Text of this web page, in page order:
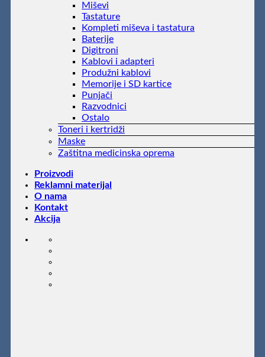
Miševi
Tastature
Kompleti miševa i tastatura
Baterije
Digitroni
Kablovi i adapteri
Produžni kablovi
Memorije i SD kartice
Punjači
Razvodnici
Ostalo
Toneri i kertridži
Maske
Zaštitna medicinska oprema
Proizvodi
Reklamni materijal
O nama
Kontakt
Akcija